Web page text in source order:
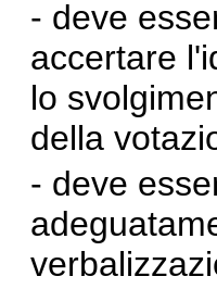
- deve
accertare
lo
della
- deve